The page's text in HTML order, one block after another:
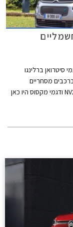
סיטרואן ברלינגו
מסחריים
ראשונים בישראל עם יחידות הנעה חשמליות, ניסאן NV200 ודגמי מקסוס היו כאן
וחשוב מכך עבור
התפעול והאחזקה. שני